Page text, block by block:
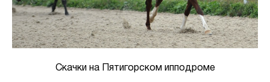
Скачки на Пятигорском ипподроме